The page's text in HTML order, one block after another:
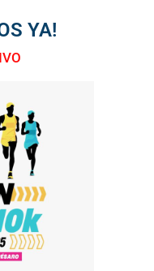
YA!